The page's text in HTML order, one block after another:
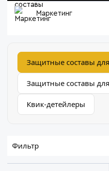
Маркетинг
Защитные составы
Защитные составы
Квик-детейлеры
Фильтр